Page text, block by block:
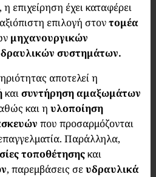
, η επιχείρηση έχει καταφέρει
επιλογή στοντομέα
μηχανουργικών
συστημάτων.
αποτελεί η
καισυντήρηση αμαξωμάτων
και η υλοποίηση
που προσαρμόζονται
Παράλληλα,
τοποθέτησηςκαι
, παρεμβάσεις σευδραυλικά